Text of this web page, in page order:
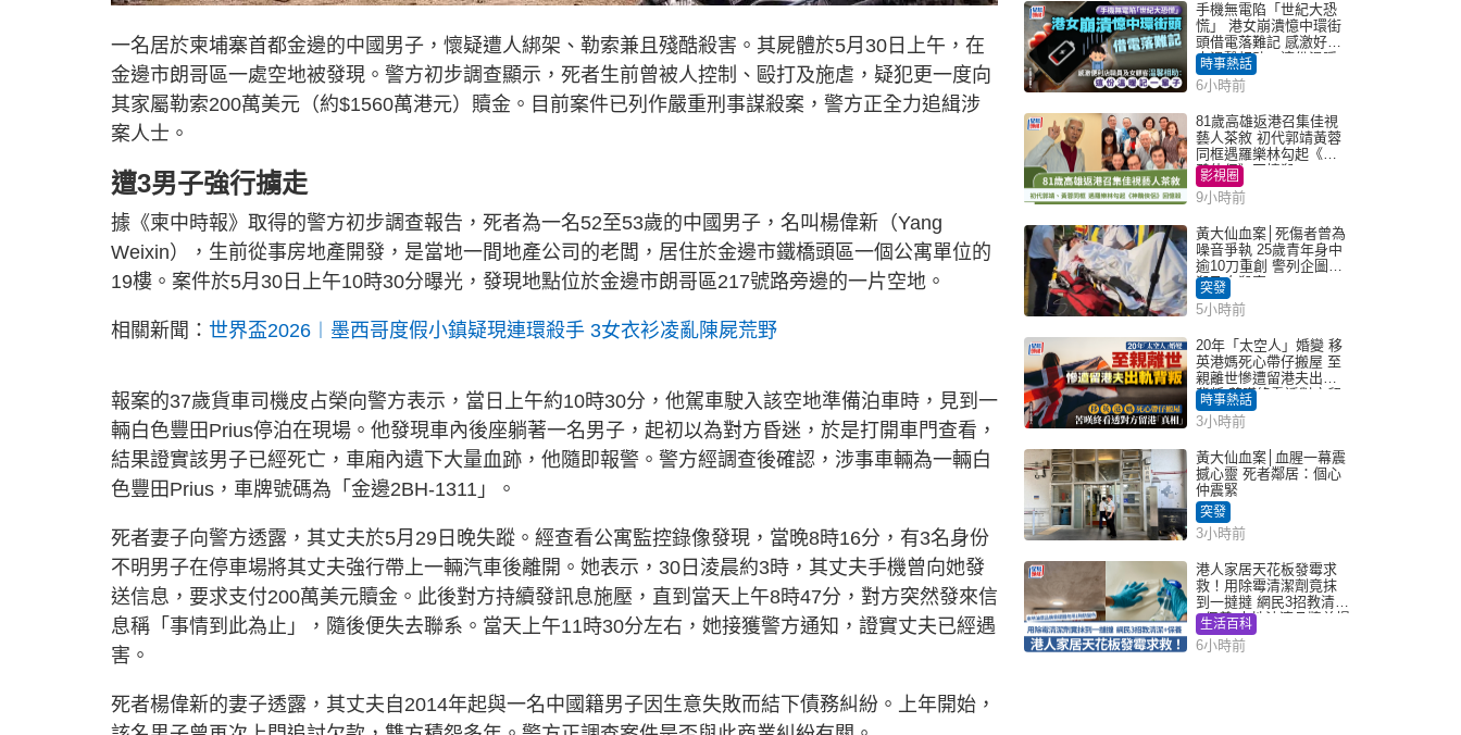
一名居於柬埔寨首都金邊的中國男子，懷疑遭人綁架、勒索兼且殘酷殺害。其屍體於5月30日上午，在
金邊市朗哥區一處空地被發現。警方初步調查顯示，死者生前曾被人控制、毆打及施虐，疑犯更一度向
其家屬勒索200萬美元（約$1560萬港元）贖金。目前案件已列作嚴重刑事謀殺案，警方正全力追緝涉
案人士。
遭3男子強行擄走
據《柬中時報》取得的警方初步調查報告，死者為一名52至53歲的中國男子，名叫楊偉新（Yang
Weixin），生前從事房地產開發，是當地一間地產公司的老闆，居住於金邊市鐵橋頭區一個公寓單位的
19樓。案件於5月30日上午10時30分曝光，發現地點位於金邊市朗哥區217號路旁邊的一片空地。
相關新聞： 世界盃2026︱墨西哥度假小鎮疑現連環殺手 3女衣衫凌亂陳屍荒野
報案的37歲貨車司機皮占榮向警方表示，當日上午約10時30分，他駕車駛入該空地準備泊車時，見到一
輛白色豐田Prius停泊在現場。他發現車內後座躺著一名男子，起初以為對方昏迷，於是打開車門查看，
結果證實該男子已經死亡，車廂內遺下大量血跡，他隨即報警。警方經調查後確認，涉事車輛為一輛白
色豐田Prius，車牌號碼為「金邊2BH-1311」。
死者妻子向警方透露，其丈夫於5月29日晚失蹤。經查看公寓監控錄像發現，當晚8時16分，有3名身份
不明男子在停車場將其丈夫強行帶上一輛汽車後離開。她表示，30日淩晨約3時，其丈夫手機曾向她發
送信息，要求支付200萬美元贖金。此後對方持續發訊息施壓，直到當天上午8時47分，對方突然發來信
息稱「事情到此為止」，隨後便失去聯系。當天上午11時30分左右，她接獲警方通知，證實丈夫已經遇
害。
死者楊偉新的妻子透露，其丈夫自2014年起與一名中國籍男子因生意失敗而結下債務糾紛。上年開始，
手機無電陷「世紀大恐
慌」 港女崩潰憶中環街
頭借電落難記 感激好心
人溫馨相助：這份溫暖
記一輩子｜Juicy叮
時事熱話
6小時前
81歲高雄返港召集佳視
藝人茶敘 初代郭靖黃蓉
同框遇羅樂林勾起《神
鵰俠侶》回憶殺
影視圈
9小時前
黃大仙血案│死傷者曾為
噪音爭執 25歲青年身中
逾10刀重創 警列企圖謀
殺及自殺案
突發
5小時前
20年「太空人」婚變 移
英港媽死心帶仔搬屋 至
親離世慘遭留港夫出軌
背叛 苦嘆終看透對方留
港「真相」｜Juicy叮
時事熱話
3小時前
黃大仙血案│血腥一幕震
撼心靈 死者鄰居：個心
仲震緊
突發
3小時前
港人家居天花板發霉求
救！用除霉清潔劑竟抹
到一撻撻 網民3招教清潔
+保養 本地油漆品牌曾提
醒勿用1物防變色
生活百科
6小時前